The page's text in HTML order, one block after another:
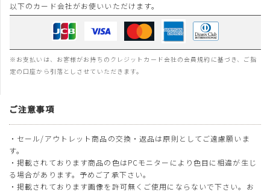
以下のカード会社がお使いいただけます。
※お支払いは、お客様がお持ちのクレジットカード会社の会員規約に基づき、ご指
定の口座から引落としさせていただきます。
ご注意事項
・セール/アウトレット商品の交換・返品は原則としてご遠慮願いま
す。
・掲載されております商品の色はPCモニターにより色目に相違が生じ
る場合があります。予めご了承下さい。
・掲載されております画像を許可無くご使用にならないで下さい。お